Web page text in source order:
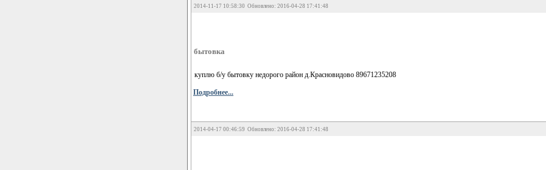
2014-11-17 10:58:30 Обновлено: 2016-04-28 17:41:48
бытовка
куплю б/у бытовку недорого район д.Красновидово 89671235208
Подробнее...
2014-04-17 00:46:59 Обновлено: 2016-04-28 17:41:48